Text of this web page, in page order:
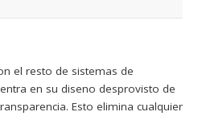
el resto de sistemas de
en su diseno desprovisto de
Esto elimina cualquier